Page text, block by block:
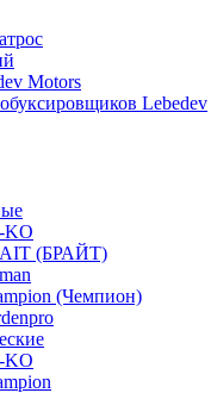
Motors
Lebedev
KO
(БРАЙТ)
(Чемпион)
KO